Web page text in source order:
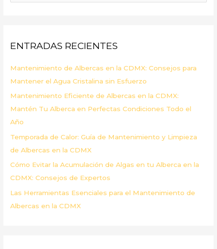
r
o
r
:
ENTRADAS RECIENTES
Mantenimiento de Albercas en la CDMX: Consejos para
Mantener el Agua Cristalina sin Esfuerzo
Mantenimiento Eficiente de Albercas en la CDMX:
Mantén Tu Alberca en Perfectas Condiciones Todo el
Año
Temporada de Calor: Guía de Mantenimiento y Limpieza
de Albercas en la CDMX
Cómo Evitar la Acumulación de Algas en tu Alberca en la
CDMX: Consejos de Expertos
Las Herramientas Esenciales para el Mantenimiento de
Albercas en la CDMX